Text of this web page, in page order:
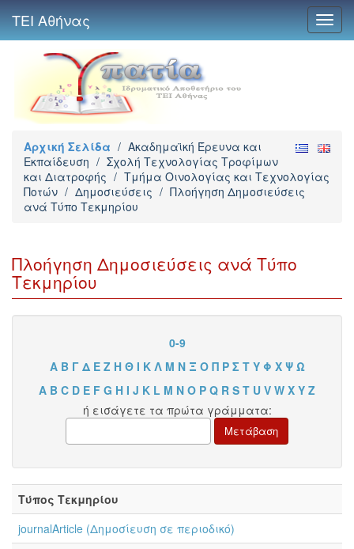
ΤΕΙ Αθήνας
Αρχική Σελίδα / Ακαδημαϊκή Έρευνα και
Εκπαίδευση / Σχολή Τεχνολογίας Τροφίμων
και Διατροφής / Τμήμα Οινολογίας και Τεχνολογίας
Ποτών / Δημοσιεύσεις / Πλοήγηση Δημοσιεύσεις
ανά Τύπο Τεκμηρίου
Πλοήγηση Δημοσιεύσεις ανά Τύπο
Τεκμηρίου
0-9
Α Β Γ Δ Ε Ζ Η Θ Ι Κ Λ Μ Ν Ξ Ο Π Ρ Σ Τ Υ Φ Χ Ψ Ω
A B C D E F G H I J K L M N O P Q R S T U V W X Y Z
ή εισάγετε τα πρώτα γράμματα:
Τύπος Τεκμηρίου
journalArticle (Δημοσίευση σε περιοδικό)